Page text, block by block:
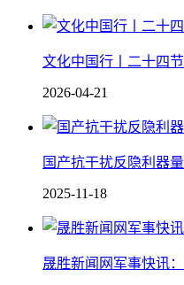
文化中国行丨二十四
2026-04-21
国产抗干扰反隐利器
2025-11-18
晟胜新闻网军事快讯